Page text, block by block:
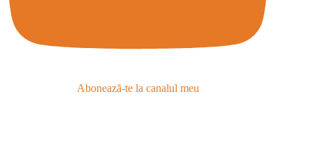
Abonează-te la canalul meu